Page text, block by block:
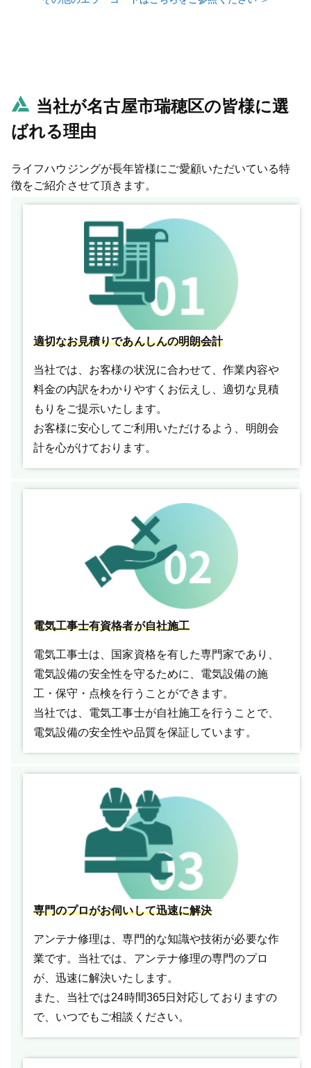
当社が名古屋市瑞穂区の皆様に選
ばれる理由
ライフハウジングが長年皆様にご愛顧いただいている特
徴をご紹介させて頂きます。
適切なお見積りであんしんの明朗会計
当社では、お客様の状況に合わせて、作業内容や
料金の内訳をわかりやすくお伝えし、適切な見積
もりをご提示いたします。
お客様に安心してご利用いただけるよう、明朗会
計を心がけております。
電気工事士有資格者が自社施工
電気工事士は、国家資格を有した専門家であり、
電気設備の安全性を守るために、電気設備の施
工・保守・点検を行うことができます。
当社では、電気工事士が自社施工を行うことで、
電気設備の安全性や品質を保証しています。
専門のプロがお伺いして迅速に解決
アンテナ修理は、専門的な知識や技術が必要な作
業です。当社では、アンテナ修理の専門のプロ
が、迅速に解決いたします。
また、当社では24時間365日対応しておりますの
で、いつでもご相談ください。